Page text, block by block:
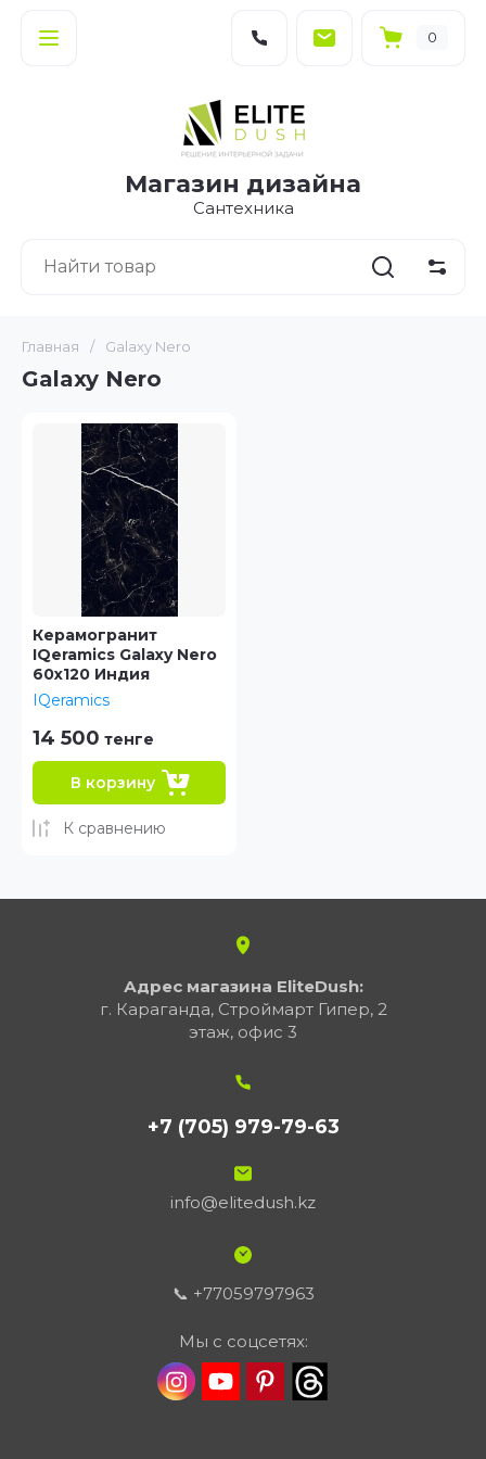
0
Магазин дизайна
Сантехника
Главная / Galaxy Nero
Galaxy Nero
Керамогранит
IQeramics Galaxy Nero
60х120 Индия
IQeramics
14 500 тенге
В корзину
К сравнению
Адрес магазина EliteDush:
г. Караганда, Строймарт Гипер, 2
этаж, офис 3
+7 (705) 979-79-63
info@elitedush.kz
📞 +77059797963
Мы с соцсетях: